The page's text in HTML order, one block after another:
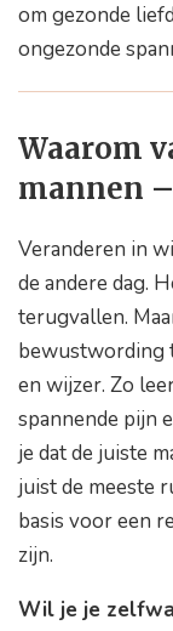
om gezonde
ongezonde
Waarom
mannen
Veranderen in
de andere dag.
terugvallen.
bewustwording
en wijzer. Zo
spannende pijn
je dat de juiste
juist de meeste
basis voor een
zijn.
Wil je je